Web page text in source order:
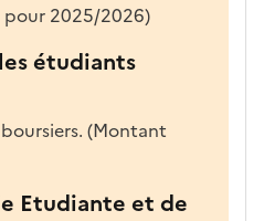
pour 2025/2026)
étudiants
(Montant
Etudiante et de